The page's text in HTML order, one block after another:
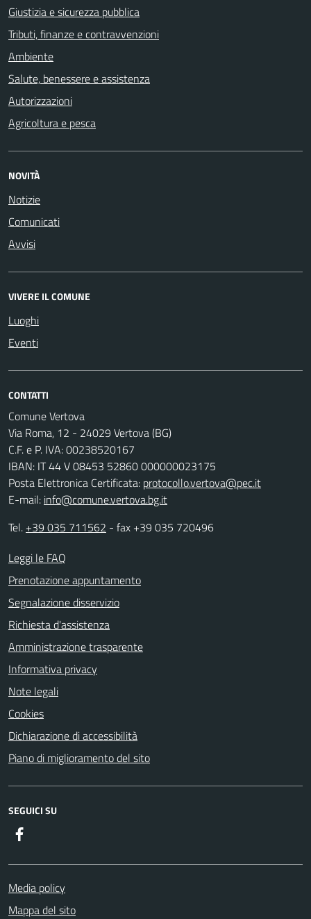
Giustizia e sicurezza pubblica
Tributi, finanze e contravvenzioni
Ambiente
Salute, benessere e assistenza
Autorizzazioni
Agricoltura e pesca
NOVITÀ
Notizie
Comunicati
Avvisi
VIVERE IL COMUNE
Luoghi
Eventi
CONTATTI
Comune Vertova
Via Roma, 12 - 24029 Vertova (BG)
C.F. e P. IVA: 00238520167
IBAN: IT 44 V 08453 52860 000000023175
Posta Elettronica Certificata: protocollo.vertova@pec.it
E-mail: info@comune.vertova.bg.it
Tel. +39 035 711562 - fax +39 035 720496
Leggi le FAQ
Prenotazione appuntamento
Segnalazione disservizio
Richiesta d'assistenza
Amministrazione trasparente
Informativa privacy
Note legali
Cookies
Dichiarazione di accessibilità
Piano di miglioramento del sito
SEGUICI SU
Media policy
Mappa del sito